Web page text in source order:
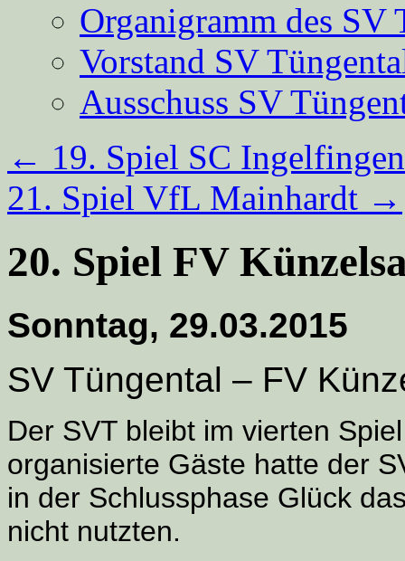
Organigramm des SV
Vorstand SV
Ausschuss SV
← 19. Spiel SC Ingelfingen
21. Spiel VfL Mainhardt →
20. Spiel FV
Sonntag, 29.03.2015
SV Tüngental – FV
Der SVT bleibt im vierten
organisierte Gäste hatte der
in der Schlussphase Glück
nicht nutzten.